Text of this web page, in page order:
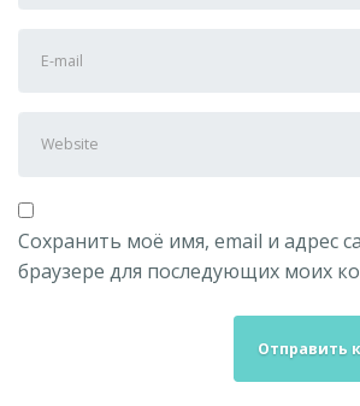
mail
Сохранить моё имя, email и адрес
браузере для последующих моих